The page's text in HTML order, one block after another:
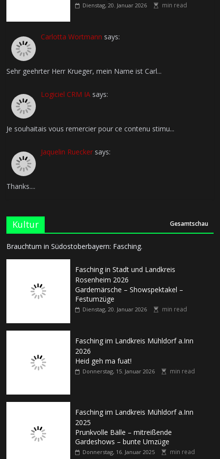
Dienstag, 20. Januar 2026 min read
Carlotta Wortmann says:
Sehr geehrter Herr Krueger, mein Name ist Carl...
Logiciel CRM IA says:
Je souhaitais vous remercier pour ce contenu stimu...
Jaquelin Ruecker says:
Thanks....
Kultur Gesamtschau
Brauchtum in Südostoberbayern: Fasching.
Fasching in Stadt und Landkreis
Rosenheim 2026
Gardemärsche – Showspektakel –
Festumzüge
Dienstag, 20. Januar 2026 min read
Fasching im Landkreis Mühldorf a.Inn
2026
Heid geh ma fuat!
Donnerstag, 15. Januar 2026 min read
Fasching im Landkreis Mühldorf a.Inn
2025
Prunkvolle Bälle – mitreißende
Gardeshows – bunte Umzüge
Donnerstag, 16. Januar 2025 min read